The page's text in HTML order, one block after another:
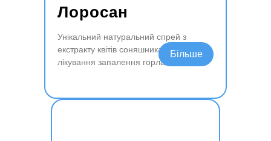
Лоросан
Унікальний натуральний спрей з
екстракту квітів соняшника для
лікування запалення горла.
Читати далі